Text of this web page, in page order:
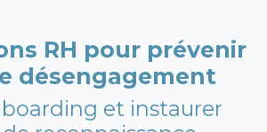
RH pour prévenir
désengagement
et instaurer